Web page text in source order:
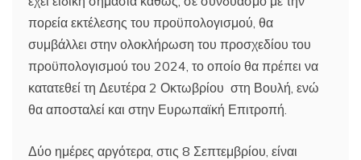
πορεία εκτέλεσης του προϋπολογισμού, θα
συμβάλλει στην ολοκλήρωση του προσχεδίου του
προϋπολογισμού του 2024, το οποίο θα πρέπει να
κατατεθεί τη Δευτέρα 2 Οκτωβρίου στη Βουλή, ενώ
θα αποσταλεί και στην Ευρωπαϊκή Επιτροπή.
Δύο ημέρες αργότερα, στις 8 Σεπτεμβρίου, είναι